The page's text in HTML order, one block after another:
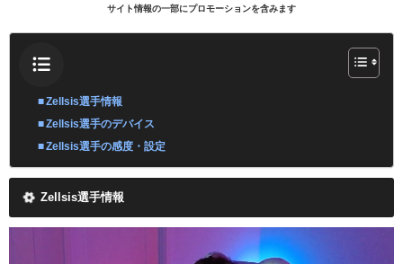
サイト情報の一部にプロモーションを含みます
Zellsis選手情報
Zellsis選手のデバイス
Zellsis選手の感度・設定
Zellsis選手情報